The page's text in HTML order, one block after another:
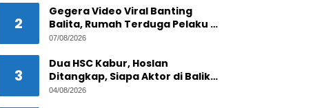
2
Gegera Video Viral Banting
Balita, Rumah Terduga Pelaku di
Bintan Residence
07/08/2026
3
Dua HSC Kabur, Hoslan
Ditangkap, Siapa Aktor di Balik
1,6 Ton Timah Ilegal di Pulau
04/08/2026